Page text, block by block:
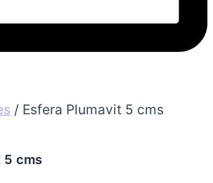
/ Esfera Plumavit 5 cms
5 cms